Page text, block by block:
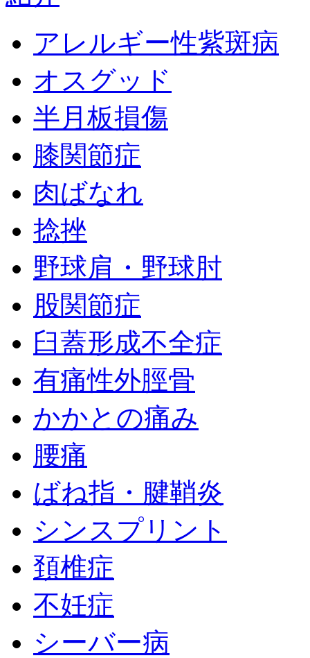
アレルギー性紫斑病
オスグッド
半月板損傷
膝関節症
肉ばなれ
捻挫
野球肩・野球肘
股関節症
臼蓋形成不全症
有痛性外脛骨
かかとの痛み
腰痛
ばね指・腱鞘炎
シンスプリント
頚椎症
不妊症
シーバー病